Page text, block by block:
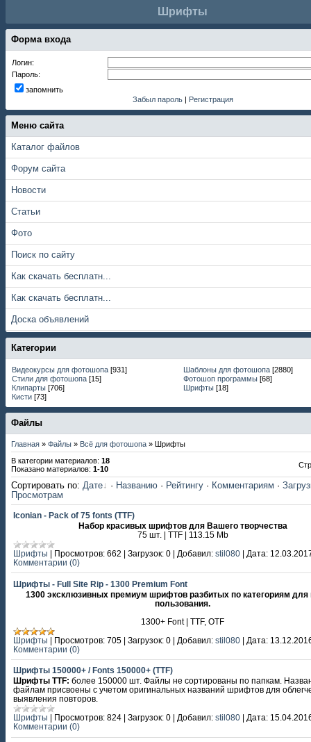
Шрифты
Форма входа
Логин:
Пароль:
запомнить
Забыл пароль | Регистрация
Меню сайта
Каталог файлов
Форум сайта
Новости
Статьи
Фото
Поиск по сайту
Как скачать бесплатн...
Как скачать бесплатн...
Доска объявлений
Категории
Видеокурсы для фотошопа [931] Шаблоны для фотошопа [2880]
Стили для фотошопа [15] Фотошоп программы [68]
Клипарты [706] Шрифты [18]
Кисти [73]
Файлы
Главная » Файлы » Всё для фотошопа » Шрифты
В категории материалов: 18
Показано материалов: 1-10
Сортировать по: Дате · Названию · Рейтингу · Комментариям ·
Просмотрам
Iconian - Pack of 75 fonts (TTF)
Набор красивых шрифтов для Вашего творчества
75 шт. | TTF | 113.15 Mb
Шрифты | Просмотров: 662 | Загрузок: 0 | Добавил: stil080 | Дата:
Комментарии (0)
Шрифты - Full Site Rip - 1300 Premium Font
1300 эксклюзивных премиум шрифтов разбитых по категориям для
пользования.
1300+ Font | TTF, OTF
Шрифты | Просмотров: 705 | Загрузок: 0 | Добавил: stil080 | Дата:
Комментарии (0)
Шрифты 150000+ / Fonts 150000+ (TTF)
Шрифты TTF: более 150000 шт. Файлы не сортированы по папкам.
файлам присвоены с учетом оригинальных названий шрифтов для
выявления повторов.
Шрифты Просмотров: 824 Загрузок: 0 Добавил: stil080 Дата:
Комментарии (0)